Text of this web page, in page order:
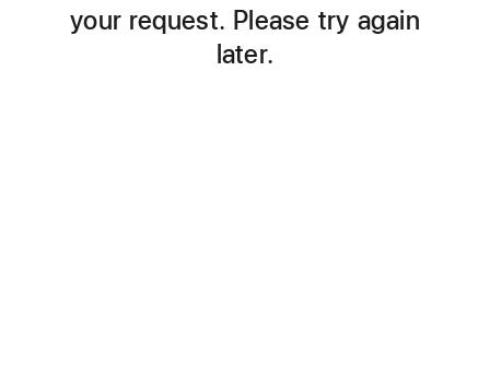
your request. Please try again
later.